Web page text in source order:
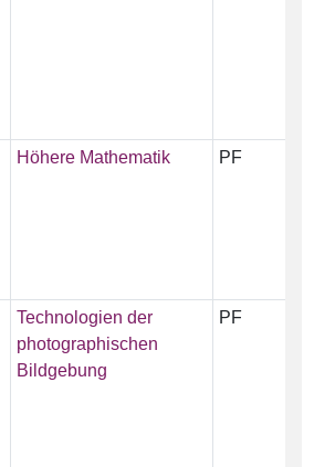
Höhere Mathematik PF
Technologien der
photographischen
Bildgebung
PF